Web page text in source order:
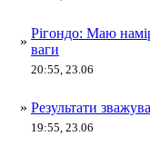
»
Рігондо: Маю
ваги
20:55, 23.06
» Результати
19:55, 23.06